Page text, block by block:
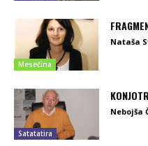
Mesečina
Nataša
Satatatira
Nebojša